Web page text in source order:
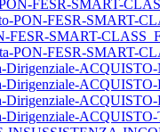
PON-FESR-SMART-
PON-FESR-SMART-
FESR-SMART-
PON-FESR-SMART-
Dirigenziale-
Dirigenziale-
Dirigenziale-
Dirigenziale-